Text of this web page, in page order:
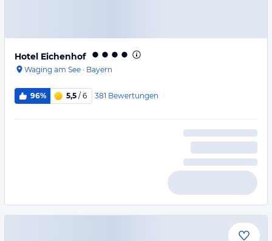
Hotel Eichenhof
Waging am See · Bayern
96% 5,5 / 6 381 Bewertungen